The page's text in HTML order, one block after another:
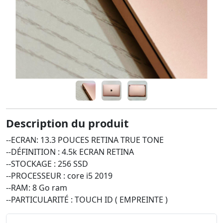
Description du produit
--ECRAN: 13.3 POUCES RETINA TRUE TONE
--DÉFINITION : 4.5k ECRAN RETINA
--STOCKAGE : 256 SSD
--PROCESSEUR : core i5 2019
--RAM: 8 Go ram
--PARTICULARITÉ : TOUCH ID ( EMPREINTE )